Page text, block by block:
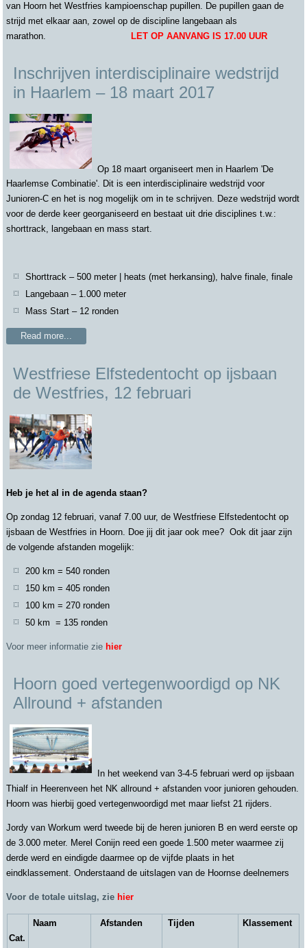
van Hoorn het Westfries kampioenschap pupillen. De pupillen gaan de
strijd met elkaar aan, zowel op de discipline langebaan als
marathon.
LET OP AANVANG IS 17.00 UUR
Inschrijven interdisciplinaire wedstrijd
in Haarlem – 18 maart 2017
Op 18 maart organiseert men in Haarlem 'De
Haarlemse Combinatie'. Dit is een interdisciplinaire wedstrijd voor
Junioren-C en het is nog mogelijk om in te schrijven. Deze wedstrijd wordt
voor de derde keer georganiseerd en bestaat uit drie disciplines t.w.:
shorttrack, langebaan en mass start.
Shorttrack – 500 meter | heats (met herkansing), halve finale, finale
Langebaan – 1.000 meter
Mass Start – 12 ronden
Read more...
Westfriese Elfstedentocht op ijsbaan
de Westfries, 12 februari
Heb je het al in de agenda staan?
Op zondag 12 februari, vanaf 7.00 uur, de Westfriese Elfstedentocht op
ijsbaan de Westfries in Hoorn. Doe jij dit jaar ook mee? Ook dit jaar zijn
de volgende afstanden mogelijk:
200 km = 540 ronden
150 km = 405 ronden
100 km = 270 ronden
50 km = 135 ronden
Voor meer informatie zie hier
Hoorn goed vertegenwoordigd op NK
Allround + afstanden
In het weekend van 3-4-5 februari werd op ijsbaan
Thialf in Heerenveen het NK allround + afstanden voor junioren gehouden.
Hoorn was hierbij goed vertegenwoordigd met maar liefst 21 rijders.
Jordy van Workum werd tweede bij de heren junioren B en werd eerste op
de 3.000 meter. Merel Conijn reed een goede 1.500 meter waarmee zij
derde werd en eindigde daarmee op de vijfde plaats in het
eindklassement. Onderstaand de uitslagen van de Hoornse deelnemers
Voor de totale uitslag, zie hier
Cat.
Naam Afstanden Tijden Klassement